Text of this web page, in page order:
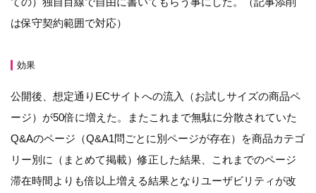
は保守契約範囲で対応）
効果
公開後、想定通りECサイトへの流入（お試しサイズの商品ペ
ージ）が50倍に増えた。またこれまで無駄に分散されていた
Q&Aのページ（Q&A1問ごとに別ページが存在）を商品カテゴ
リー別に（まとめて掲載）修正した結果、これまでのページ
滞在時間よりも倍以上増える結果となりユーザビリティが改